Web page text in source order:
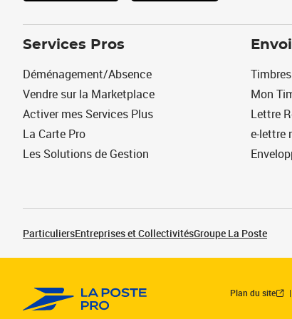
Services Pros
Déménagement/Absence
Vendre sur la Marketplace
Activer mes Services Plus
La Carte Pro
Les Solutions de Gestion
Timbres
Mon
Lettre
e-lettre
ParticuliersEntreprises et CollectivitésGroupe La Poste
Plan du site